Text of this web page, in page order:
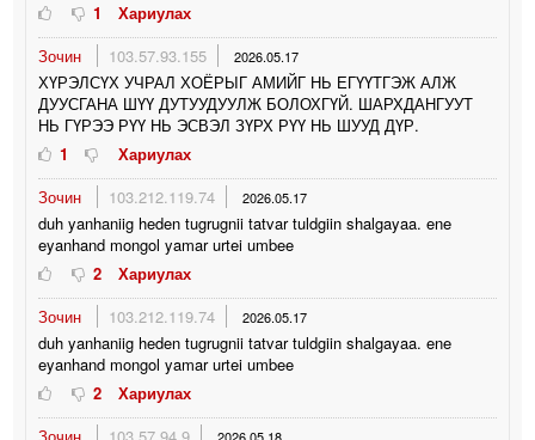
1
Хариулах
Зочин
103.57.93.155 2026.05.17
ХҮРЭЛСҮХ УЧРАЛ ХОЁРЫГ АМИЙГ НЬ ЕГҮҮТГЭЖ АЛЖ
ДУУСГАНА ШҮҮ ДУТУУДУУЛЖ БОЛОХГҮЙ. ШАРХДАНГУУТ
НЬ ГҮРЭЭ РҮҮ НЬ ЭСВЭЛ ЗҮРХ РҮҮ НЬ ШУУД ДҮР.
1
Хариулах
Зочин
103.212.119.74 2026.05.17
duh yanhaniig heden tugrugnii tatvar tuldgiin shalgayaa. ene
eyanhand mongol yamar urtei umbee
2
Хариулах
Зочин
103.212.119.74 2026.05.17
duh yanhaniig heden tugrugnii tatvar tuldgiin shalgayaa. ene
eyanhand mongol yamar urtei umbee
2
Хариулах